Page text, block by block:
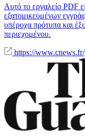
Αυτό το εργαλείο PDF
εξατομικευμένων
υπέροχα πρότυπα και
περιεχομένου.
https://www.cnews.fr/